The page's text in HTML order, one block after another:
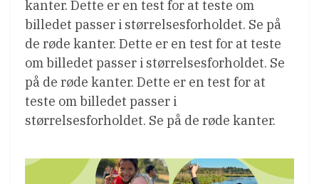
kanter. Dette er en test for at teste om
billedet passer i størrelsesforholdet. Se på
de røde kanter. Dette er en test for at teste
om billedet passer i størrelsesforholdet. Se
på de røde kanter. Dette er en test for at
teste om billedet passer i
størrelsesforholdet. Se på de røde kanter.